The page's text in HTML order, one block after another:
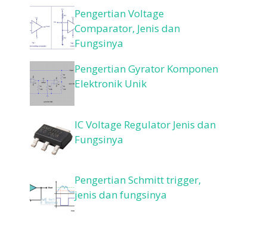
Pengertian Voltage
Comparator, Jenis dan
Fungsinya
Pengertian Gyrator Komponen
Elektronik Unik
IC Voltage Regulator Jenis dan
Fungsinya
Pengertian Schmitt trigger,
jenis dan fungsinya